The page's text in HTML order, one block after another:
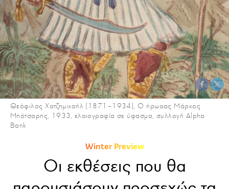
Θεόφιλος Χατζημιχαήλ (1871–1934), Ο ήρωαας Μάρκος
Μπότσαρης, 1933, ελαιογραφία σε ύφασμα, συλλογή Alpha
Bank
Winter Preview
Οι εκθέσεις που θα